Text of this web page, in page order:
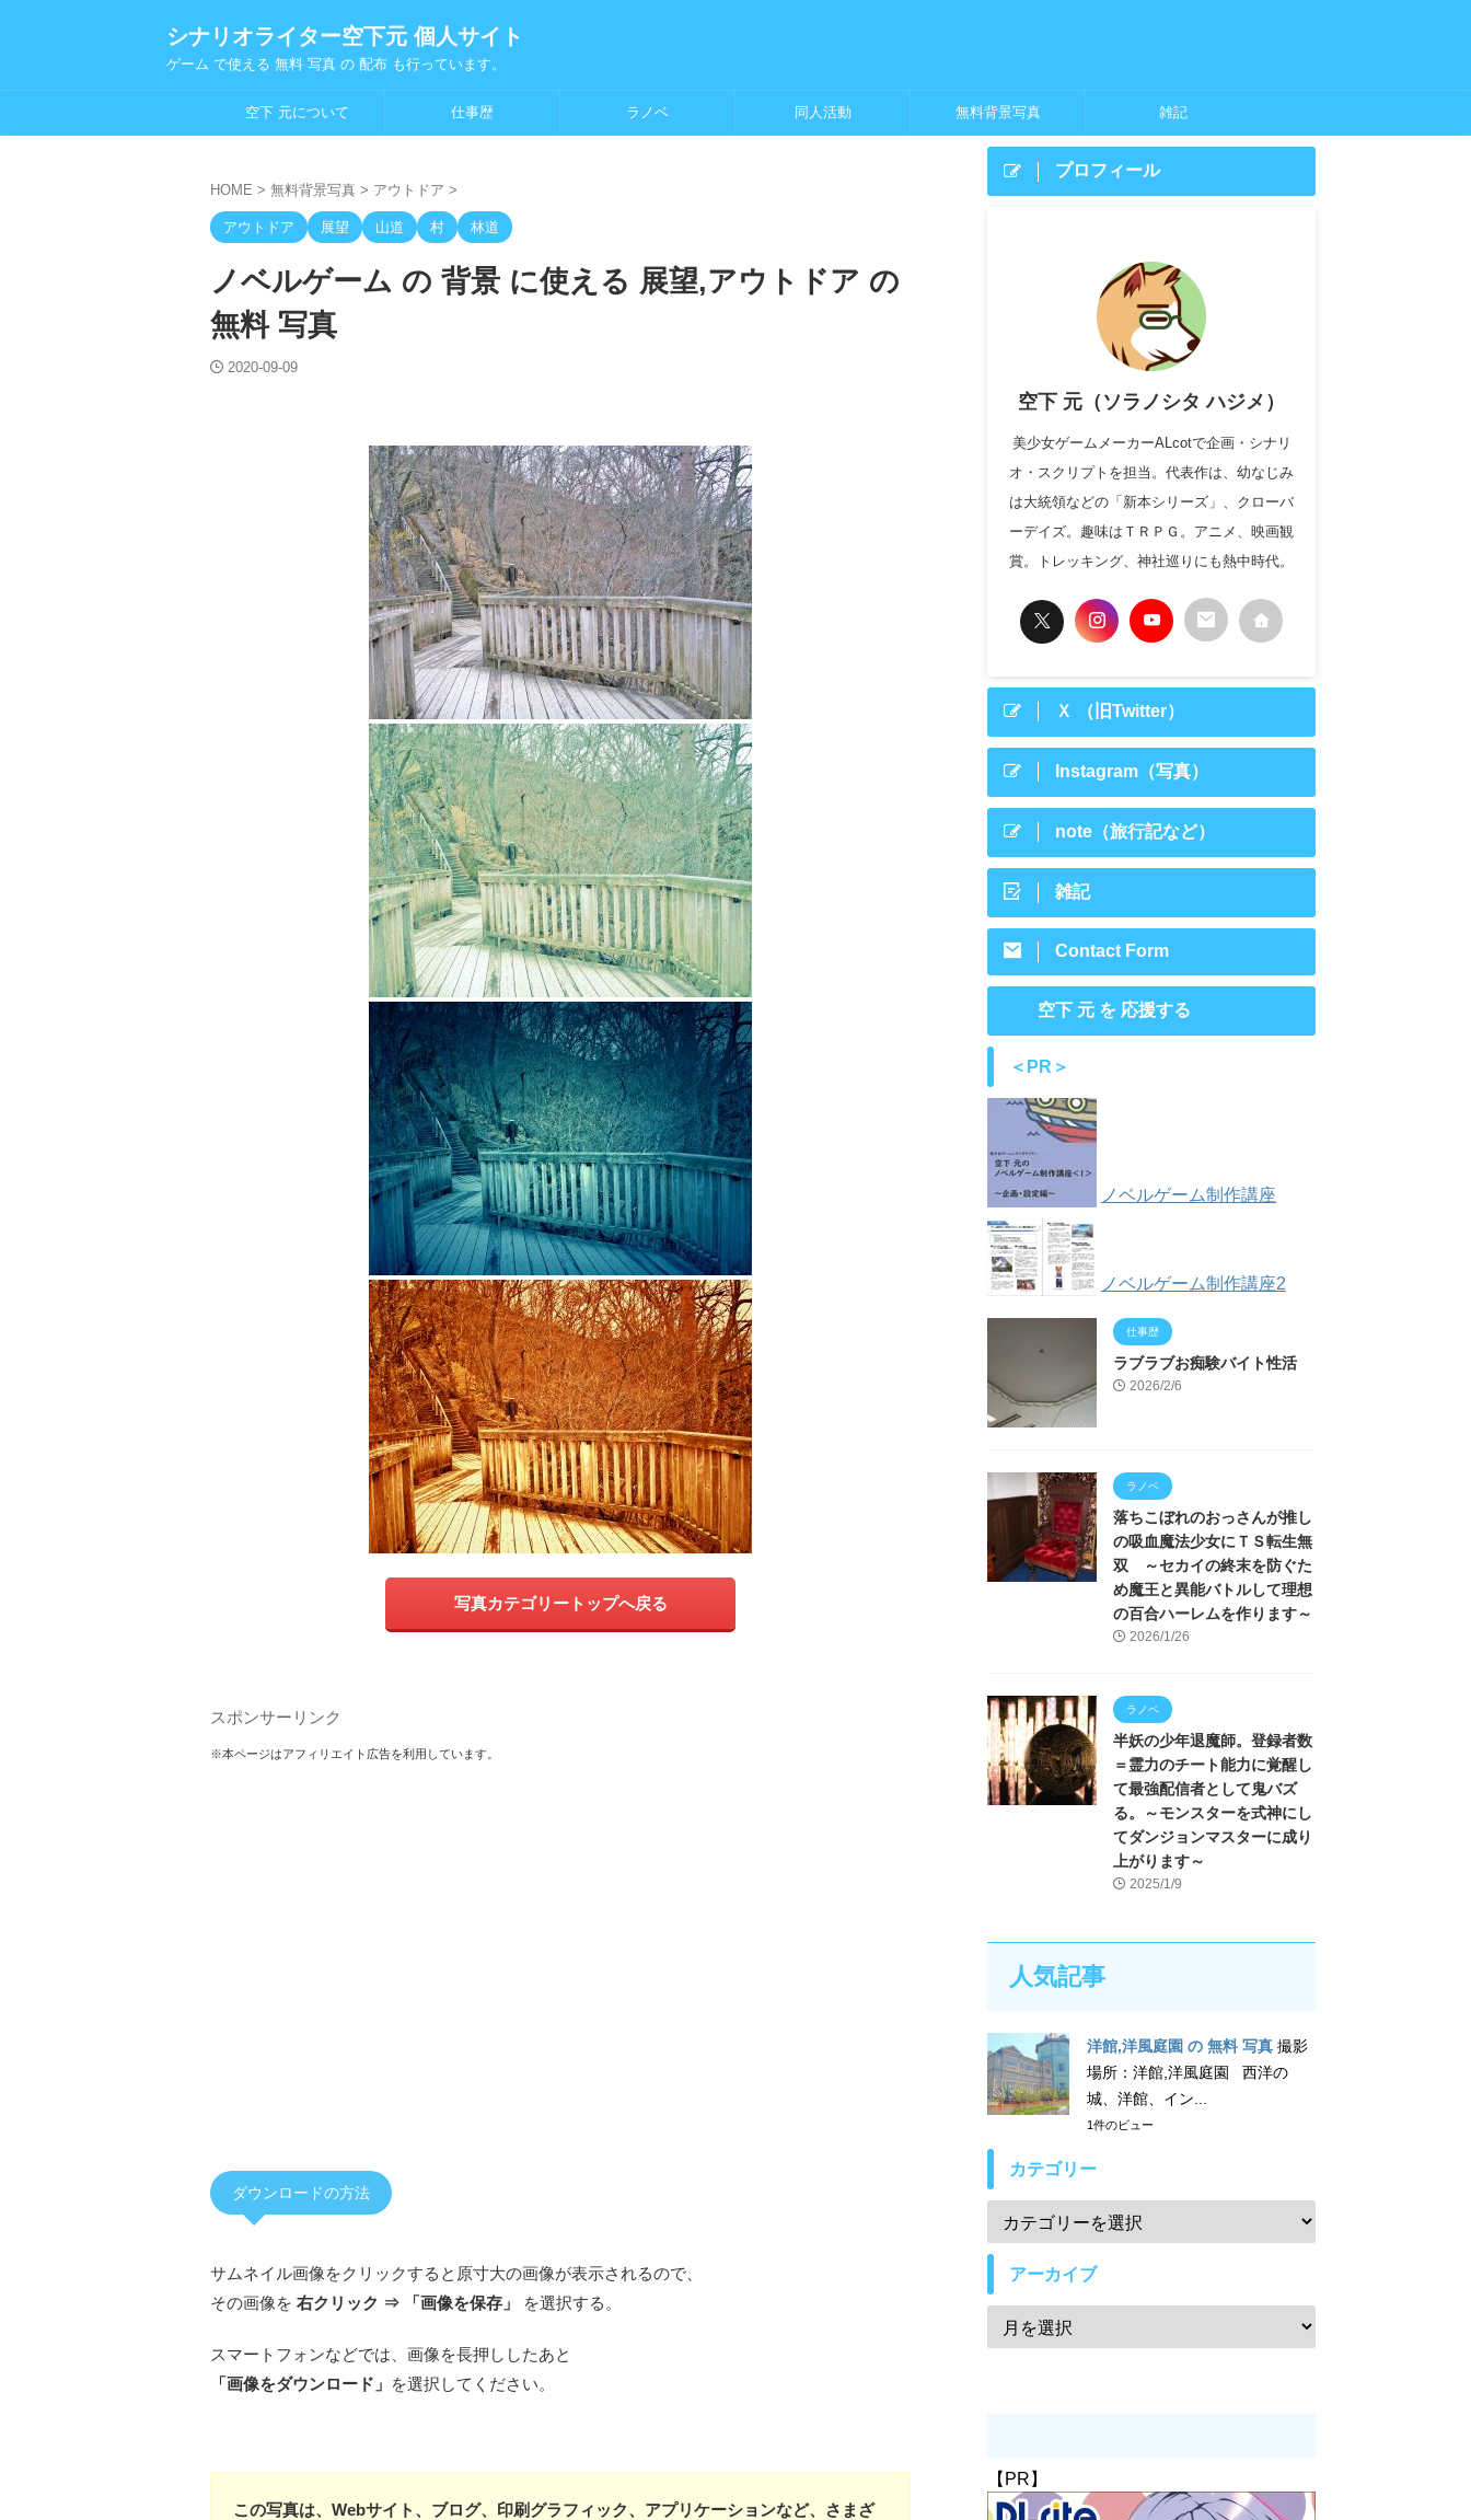
シナリオライター空下元 個人サイト
ゲーム で使える 無料 写真 の 配布 も行っています。
空下 元について 仕事歴 ラノベ 同人活動 無料背景写真 雑記
HOME > 無料背景写真 > アウトドア >
アウトドア 展望 山道 村 林道
ノベルゲーム の 背景 に使える 展望,アウトドア の
無料 写真
2020-09-09
写真カテゴリートップへ戻る
スポンサーリンク
※本ページはアフィリエイト広告を利用しています。
ダウンロードの方法
サムネイル画像をクリックすると原寸大の画像が表示されるので、
その画像を 右クリック ⇒ 「画像を保存」 を選択する。
スマートフォンなどでは、画像を長押ししたあと
「画像をダウンロード」 を選択してください。
この写真は、Webサイト、ブログ、印刷グラフィック、アプリケーションなど、さまざ
プロフィール
空下 元（ソラノシタ ハジメ）
美少女ゲームメーカーALcotで企画・シナリ
オ・スクリプトを担当。代表作は、幼なじみ
は大統領などの「新本シリーズ」、クローバ
ーデイズ。趣味はＴＲＰＧ。アニメ、映画観
賞。トレッキング、神社巡りにも熱中時代。
Ｘ （旧Twitter）
Instagram（写真）
note（旅行記など）
雑記
Contact Form
空下 元 を 応援する
＜PR＞
ノベルゲーム制作講座
ノベルゲーム制作講座2
仕事歴
ラブラブお痴験バイト性活
2026/2/6
ラノベ
落ちこぼれのおっさんが推し
の吸血魔法少女にＴＳ転生無
双 ～セカイの終末を防ぐた
め魔王と異能バトルして理想
の百合ハーレムを作ります～
2026/1/26
ラノベ
半妖の少年退魔師。登録者数
＝霊力のチート能力に覚醒し
て最強配信者として鬼バズ
る。～モンスターを式神にし
てダンジョンマスターに成り
上がります～
2025/1/9
人気記事
洋館,洋風庭園 の 無料 写真 撮影
場所：洋館,洋風庭園 西洋の
城、洋館、イン...
1件のビュー
カテゴリー
アーカイブ
【PR】